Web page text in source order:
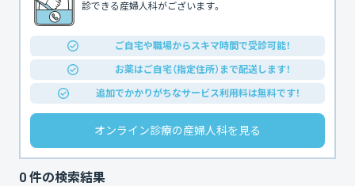
診できる産婦人科がございます。
ご自宅や職場からスキマ時間で受診可能！
お薬はご自宅（指定住所）まで配送します！
追加でかかりがちなサービス利用料は無料です！
オンライン診療の産婦人科を見る
0 件の検索結果